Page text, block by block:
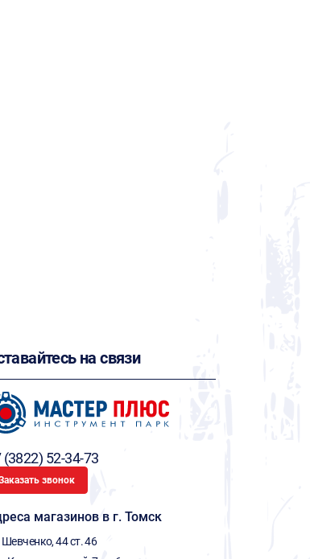
на связи
(3822) 52-34-73
звонок
магазинов в г. Томск
Шевченко, 44 ст. 46